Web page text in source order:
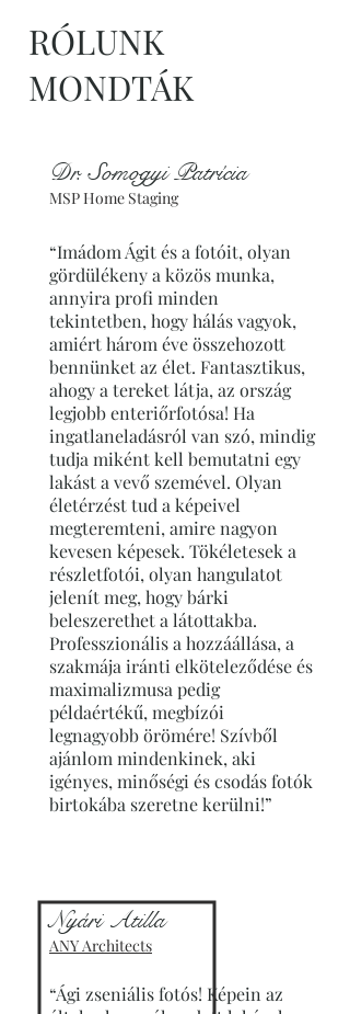
RÓLUNK
MONDTÁK
Dr. Somogyi Patrícia
MSP Home Staging
“Imádom Ágit és a fotóit, olyan
gördülékeny a közös munka,
annyira profi minden
tekintetben, hogy hálás vagyok,
amiért három éve összehozott
bennünket az élet. Fantasztikus,
ahogy a tereket látja, az ország
legjobb enteriőrfotósa! Ha
ingatlaneladásról van szó, mindig
tudja miként kell bemutatni egy
lakást a vevő szemével. Olyan
életérzést tud a képeivel
megteremteni, amire nagyon
kevesen képesek. Tökéletesek a
részletfotói, olyan hangulatot
jelenít meg, hogy bárki
beleszerethet a látottakba.
Professzionális a hozzáállása, a
szakmája iránti elköteleződése és
maximalizmusa pedig
példaértékű, megbízói
legnagyobb örömére! Szívből
ajánlom mindenkinek, aki
igényes, minőségi és csodás fotók
birtokába szeretne kerülni!”
Nyári Atilla
“Ági zseniális fotós! Képein az
ANY Architects